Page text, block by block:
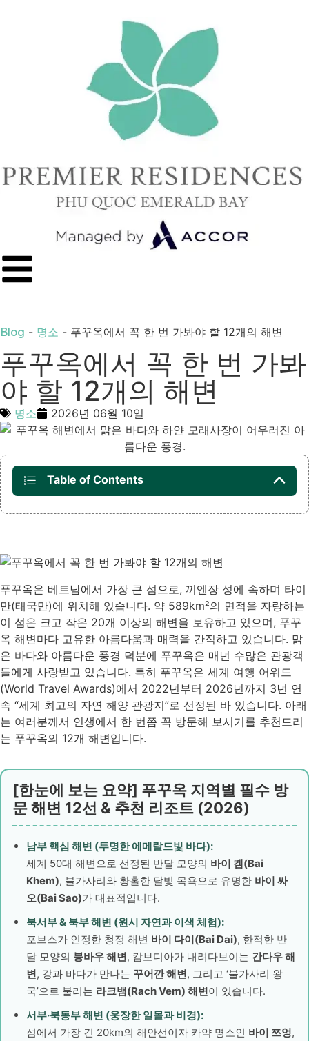
Blog - 명소 - 푸꾸옥에서 꼭 한 번 가봐야 할 12개의 해변
푸꾸옥에서 꼭 한 번 가봐
야 할 12개의 해변
명소 2026년 06월 10일
Table of Contents
푸꾸옥은 베트남에서 가장 큰 섬으로, 끼엔장 성에 속하며 타이
만(태국만)에 위치해 있습니다. 약 589km²의 면적을 자랑하는
이 섬은 크고 작은 20개 이상의 해변을 보유하고 있으며, 푸꾸
옥 해변마다 고유한 아름다움과 매력을 간직하고 있습니다. 맑
은 바다와 아름다운 풍경 덕분에 푸꾸옥은 매년 수많은 관광객
들에게 사랑받고 있습니다. 특히 푸꾸옥은 세계 여행 어워드
(World Travel Awards)에서 2022년부터 2026년까지 3년 연
속 “세계 최고의 자연 해양 관광지”로 선정된 바 있습니다. 아래
는 여러분께서 인생에서 한 번쯤 꼭 방문해 보시기를 추천드리
는 푸꾸옥의 12개 해변입니다.
[한눈에 보는 요약] 푸꾸옥 지역별 필수 방
문 해변 12선 & 추천 리조트 (2026)
남부 핵심 해변 (투명한 에메랄드빛 바다):
세계 50대 해변으로 선정된 반달 모양의 바이 켐(Bai
Khem), 불가사리와 황홀한 달빛 목욕으로 유명한 바이 싸
오(Bai Sao)가 대표적입니다.
북서부 & 북부 해변 (원시 자연과 이색 체험):
포브스가 인정한 청정 해변 바이 다이(Bai Dai), 한적한 반
달 모양의 붕바우 해변, 캄보디아가 내려다보이는 간다우 해
변, 강과 바다가 만나는 꾸어깐 해변, 그리고 ‘불가사리 왕
국’으로 불리는 라크뱀(Rach Vem) 해변이 있습니다.
서부·북동부 해변 (웅장한 일몰과 비경):
섬에서 가장 긴 20km의 해안선이자 카약 명소인 바이 쯔엉,